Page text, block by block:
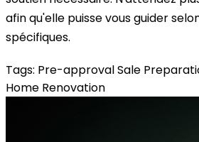
afin qu'elle puisse vous guider
spécifiques.
Tags: Pre-approvalSale
Home Renovation